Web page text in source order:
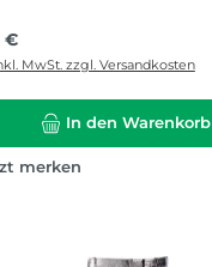
Preis:
€
MwSt. zzgl. Versandkosten
In den Warenkorb
merken